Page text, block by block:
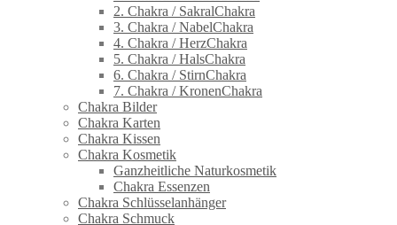
2. Chakra / SakralChakra
3. Chakra / NabelChakra
4. Chakra / HerzChakra
5. Chakra / HalsChakra
6. Chakra / StirnChakra
7. Chakra / KronenChakra
Chakra Bilder
Chakra Karten
Chakra Kissen
Chakra Kosmetik
Ganzheitliche Naturkosmetik
Chakra Essenzen
Chakra Schlüsselanhänger
Chakra Schmuck